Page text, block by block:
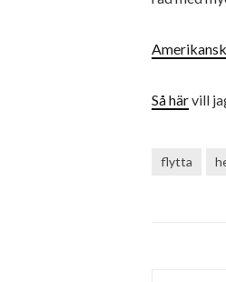
Så härvill
flytta